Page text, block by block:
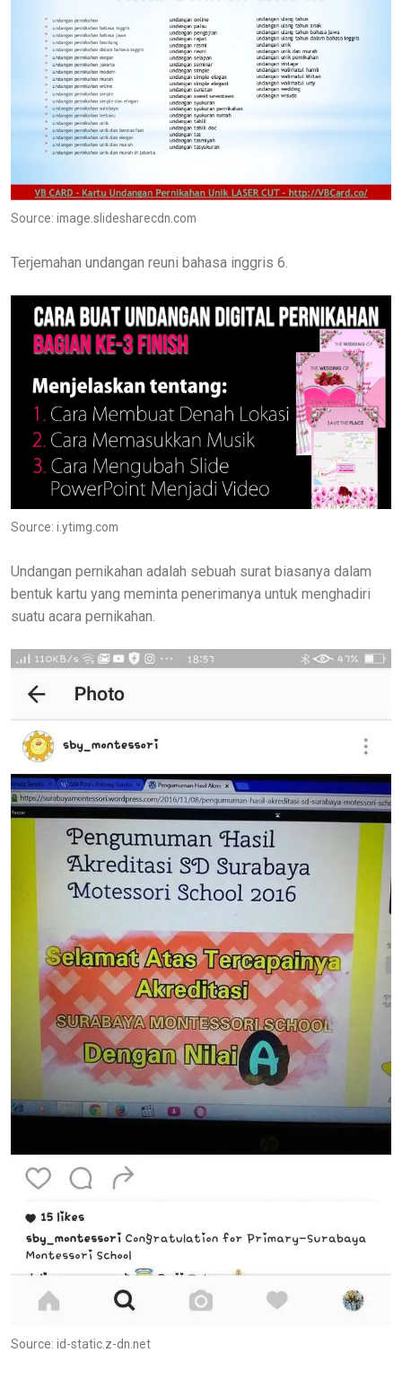
Source: image.slidesharecdn.com
Terjemahan undangan reuni bahasa inggris 6.
Source: i.ytimg.com
Undangan pernikahan adalah sebuah surat biasanya dalam
bentuk kartu yang meminta penerimanya untuk menghadiri
suatu acara pernikahan.
Source: id-static.z-dn.net